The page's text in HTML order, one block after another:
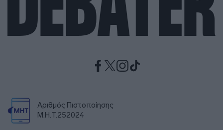
Αριθμός Πιστοποίησης
Μ.Η.Τ.252024